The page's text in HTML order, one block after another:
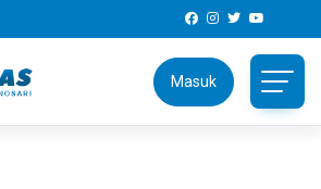
Masuk
#8 TA 2024/2025